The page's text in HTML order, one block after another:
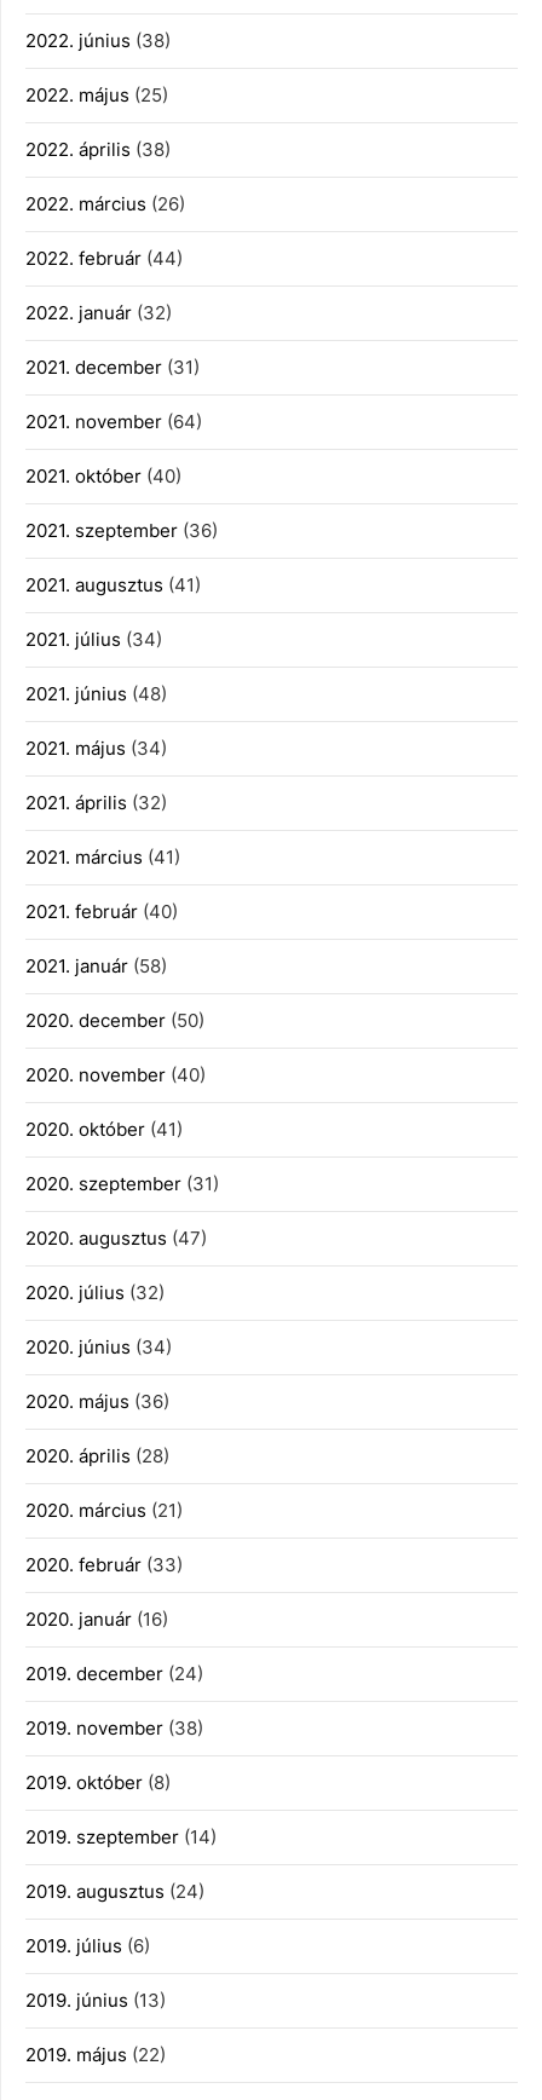
2022. június (38)
2022. május (25)
2022. április (38)
2022. március (26)
2022. február (44)
2022. január (32)
2021. december (31)
2021. november (64)
2021. október (40)
2021. szeptember (36)
2021. augusztus (41)
2021. július (34)
2021. június (48)
2021. május (34)
2021. április (32)
2021. március (41)
2021. február (40)
2021. január (58)
2020. december (50)
2020. november (40)
2020. október (41)
2020. szeptember (31)
2020. augusztus (47)
2020. július (32)
2020. június (34)
2020. május (36)
2020. április (28)
2020. március (21)
2020. február (33)
2020. január (16)
2019. december (24)
2019. november (38)
2019. október (8)
2019. szeptember (14)
2019. augusztus (24)
2019. július (6)
2019. június (13)
2019. május (22)